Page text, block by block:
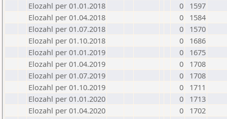
Elozahl per 01.01.2018
0
1597
Elozahl per 01.04.2018
0
1584
Elozahl per 01.07.2018
0
1570
Elozahl per 01.10.2018
0
1686
Elozahl per 01.01.2019
0
1675
Elozahl per 01.04.2019
0
1708
Elozahl per 01.07.2019
0
1708
Elozahl per 01.10.2019
0
1711
Elozahl per 01.01.2020
0
1713
Elozahl per 01.04.2020
0
1702